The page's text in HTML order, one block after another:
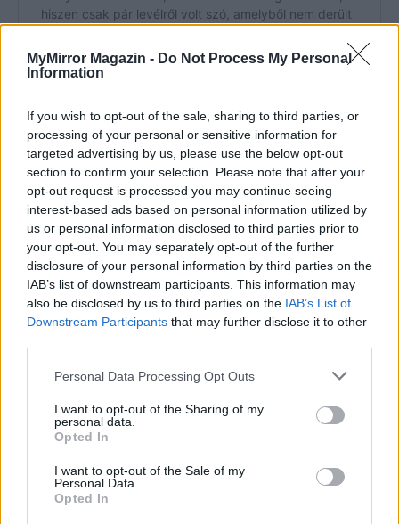
MyMirror Magazin - Do Not Process My Personal
Information
If you wish to opt-out of the sale, sharing to third parties, or
processing of your personal or sensitive information for
targeted advertising by us, please use the below opt-out
section to confirm your selection. Please note that after your
opt-out request is processed you may continue seeing
interest-based ads based on personal information utilized by
us or personal information disclosed to third parties prior to
your opt-out. You may separately opt-out of the further
disclosure of your personal information by third parties on the
IAB’s list of downstream participants. This information may
also be disclosed by us to third parties on the IAB’s List of
Downstream Participants that may further disclose it to other
Personal Data Processing Opt Outs
I want to opt-out of the Sharing of my
personal data.
Opted In
I want to opt-out of the Sale of my
Personal Data.
Opted In
Kép forrása: Pinterest